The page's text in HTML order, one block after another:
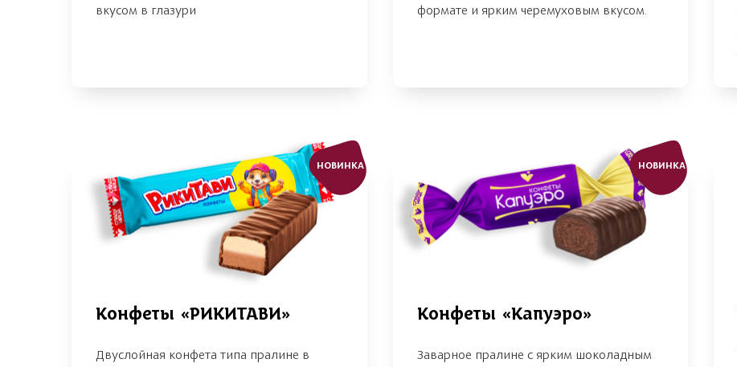
вкусом в глазури
формате и ярким черемуховым вкусом.
НОВИНКА
Конфеты «РИКИТАВИ»
Двуслойная конфета типа пралине в
НОВИНКА
Конфеты «Капуэро»
Заварное пралине с ярким шоколадным